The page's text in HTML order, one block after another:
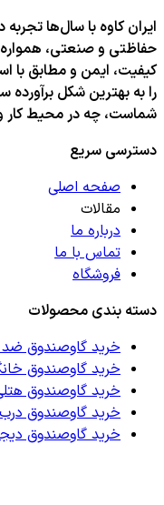
ایران کاوه با سال‌ها
حفاظتی و صنعتی، همواره
کیفیت، ایمن و مطابق با
را به بهترین شکل
شماست، چه در محیط کار
دسترسی سریع
صفحه اصلی
مقالات
درباره ما
تماس با ما
فروشگاه
دسته بندی محصولات
خرید گاوصندوق
خرید گاوصندوق
خرید گاوصندوق
خرید گاوصندوق
خرید گاوصندوق